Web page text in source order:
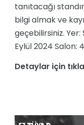
tanıtacağı
bilgi almak ve
geçebilirsiniz.
Eylül 2024 Salon:
Detaylar için